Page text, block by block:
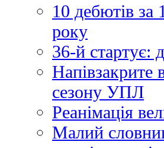
10 дебютів за
року
36-й стартує:
Напівзакрите
сезону УПЛ
Реанімація
Малий